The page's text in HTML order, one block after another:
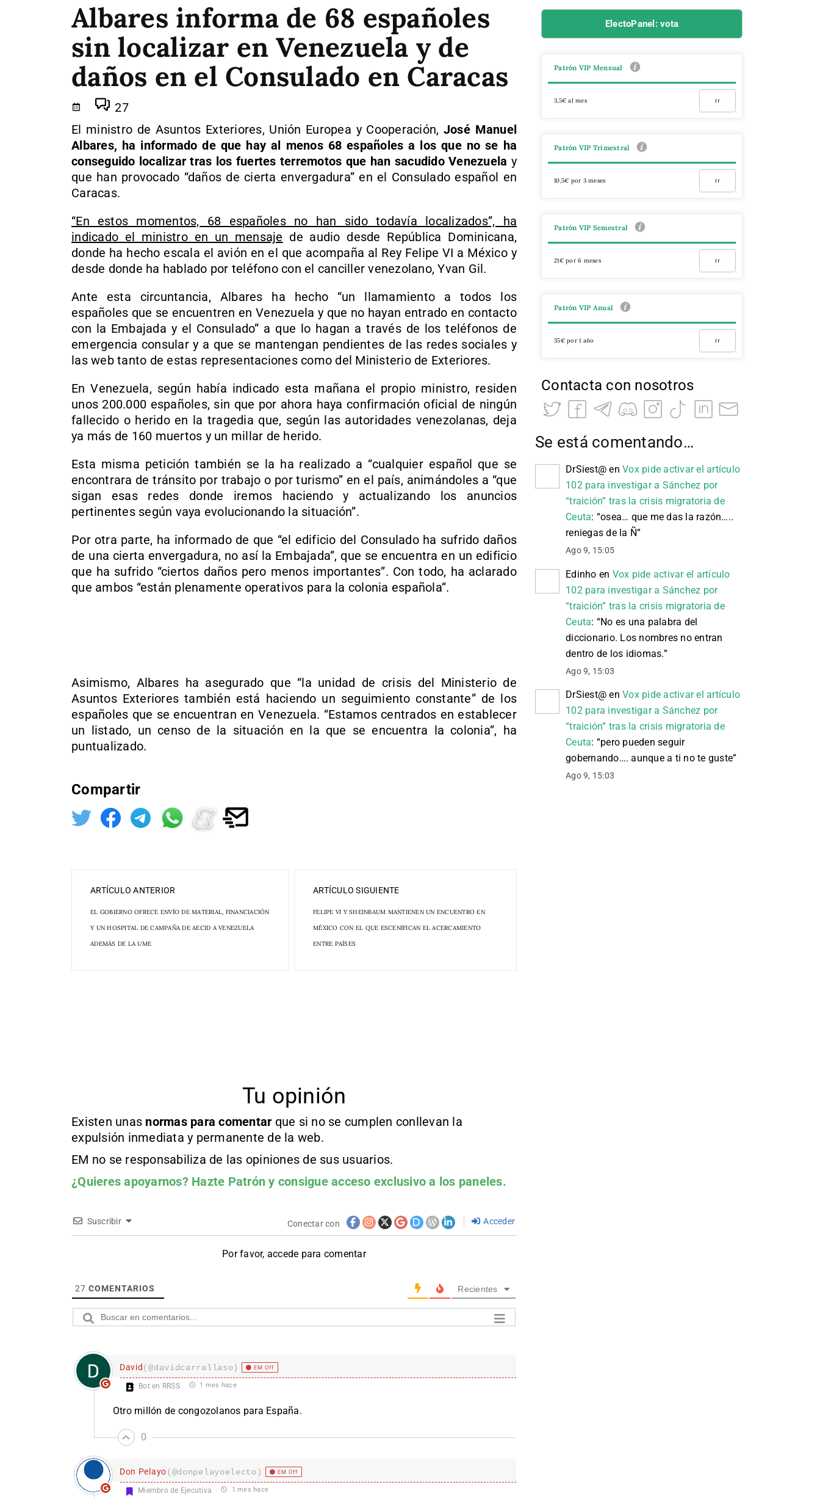
Albares informa de 68 españoles
sin localizar en Venezuela y de
daños en el Consulado en Caracas
27
El ministro de Asuntos Exteriores, Unión Europea y Cooperación, José Manuel
Albares, ha informado de que hay al menos 68 españoles a los que no se ha
conseguido localizar tras los fuertes terremotos que han sacudido Venezuela y
que han provocado “daños de cierta envergadura” en el Consulado español en
Caracas.
“En estos momentos, 68 españoles no han sido todavía localizados”, ha
indicado el ministro en un mensaje de audio desde República Dominicana,
donde ha hecho escala el avión en el que acompaña al Rey Felipe VI a México y
desde donde ha hablado por teléfono con el canciller venezolano, Yvan Gil.
Ante esta circuntancia, Albares ha hecho “un llamamiento a todos los
españoles que se encuentren en Venezuela y que no hayan entrado en contacto
con la Embajada y el Consulado” a que lo hagan a través de los teléfonos de
emergencia consular y a que se mantengan pendientes de las redes sociales y
las web tanto de estas representaciones como del Ministerio de Exteriores.
En Venezuela, según había indicado esta mañana el propio ministro, residen
unos 200.000 españoles, sin que por ahora haya confirmación oficial de ningún
fallecido o herido en la tragedia que, según las autoridades venezolanas, deja
ya más de 160 muertos y un millar de herido.
Esta misma petición también se la ha realizado a “cualquier español que se
encontrara de tránsito por trabajo o por turismo” en el país, animándoles a “que
sigan esas redes donde iremos haciendo y actualizando los anuncios
pertinentes según vaya evolucionando la situación”.
Por otra parte, ha informado de que “el edificio del Consulado ha sufrido daños
de una cierta envergadura, no así la Embajada”, que se encuentra en un edificio
que ha sufrido “ciertos daños pero menos importantes”. Con todo, ha aclarado
que ambos “están plenamente operativos para la colonia española”.
Asimismo, Albares ha asegurado que “la unidad de crisis del Ministerio de
Asuntos Exteriores también está haciendo un seguimiento constante” de los
españoles que se encuentran en Venezuela. “Estamos centrados en establecer
un listado, un censo de la situación en la que se encuentra la colonia”, ha
puntualizado.
Compartir
ARTÍCULO ANTERIOR
EL GOBIERNO OFRECE ENVÍO DE MATERIAL, FINANCIACIÓN
Y UN HOSPITAL DE CAMPAÑA DE AECID A VENEZUELA
ADEMÁS DE LA UME
ARTÍCULO SIGUIENTE
FELIPE VI Y SHEINBAUM MANTIENEN UN ENCUENTRO EN
MÉXICO CON EL QUE ESCENIFICAN EL ACERCAMIENTO
ENTRE PAÍSES
Tu opinión
Existen unas normas para comentar que si no se cumplen conllevan la
expulsión inmediata y permanente de la web.
EM no se responsabiliza de las opiniones de sus usuarios.
¿Quieres apoyarnos? Hazte Patrón y consigue acceso exclusivo a los paneles.
Suscribir Conectar con Acceder
Por favor, accede para comentar
27 COMENTARIOS Recientes
David(@davidcarrallaso) EM Off
Bot en RRSS 1 mes hace
Otro millón de congozolanos para España.
0
Don Pelayo(@donpelayoelecto) EM Off
Miembro de Ejecutiva 1 mes hace
ElectoPanel: vota
Patrón VIP Mensual
3,5€ al mes Ir
Patrón VIP Trimestral
10,5€ por 3 meses Ir
Patrón VIP Semestral
21€ por 6 meses Ir
Patrón VIP Anual
35€ por 1 año Ir
Contacta con nosotros
Se está comentando…
DrSiest@ en Vox pide activar el artículo
102 para investigar a Sánchez por
“traición” tras la crisis migratoria de
Ceuta: “osea… que me das la razón…..
reniegas de la Ñ”
Ago 9, 15:05
Edinho en Vox pide activar el artículo
102 para investigar a Sánchez por
“traición” tras la crisis migratoria de
Ceuta: “No es una palabra del
diccionario. Los nombres no entran
dentro de los idiomas.”
Ago 9, 15:03
DrSiest@ en Vox pide activar el artículo
102 para investigar a Sánchez por
“traición” tras la crisis migratoria de
Ceuta: “pero pueden seguir
gobernando…. aunque a ti no te guste”
Ago 9, 15:03